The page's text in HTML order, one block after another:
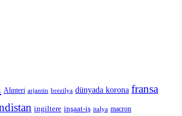
Alınteri arjantin brezilya dünyada korona fransa
ingiltere inşaat-iş italya macron